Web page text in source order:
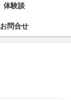
体験談
お問合せ